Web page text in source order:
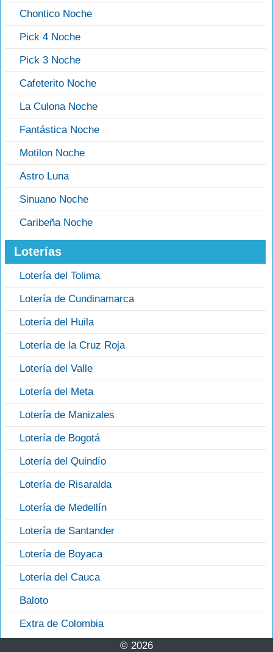
Chontico Noche
Pick 4 Noche
Pick 3 Noche
Cafeterito Noche
La Culona Noche
Fantástica Noche
Motilon Noche
Astro Luna
Sinuano Noche
Caribeña Noche
Loterías
Lotería del Tolima
Lotería de Cundinamarca
Lotería del Huila
Lotería de la Cruz Roja
Lotería del Valle
Lotería del Meta
Lotería de Manizales
Lotería de Bogotá
Lotería del Quindío
Lotería de Risaralda
Lotería de Medellín
Lotería de Santander
Lotería de Boyaca
Lotería del Cauca
Baloto
Extra de Colombia
© 2026